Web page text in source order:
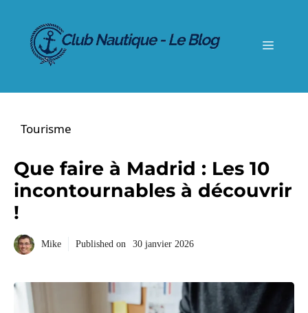
contenu
Menu
Tourisme
Que faire à Madrid : Les 10
incontournables à découvrir
!
Mike Published on 30 janvier 2026